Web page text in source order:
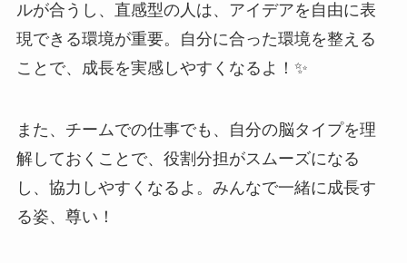
ルが合うし、直感型の人は、アイデアを自由に表
現できる環境が重要。自分に合った環境を整える
ことで、成長を実感しやすくなるよ！✨
また、チームでの仕事でも、自分の脳タイプを理
解しておくことで、役割分担がスムーズになる
し、協力しやすくなるよ。みんなで一緒に成長す
る姿、尊い！